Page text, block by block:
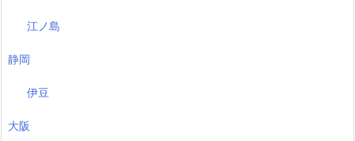
江ノ島
静岡
伊豆
大阪